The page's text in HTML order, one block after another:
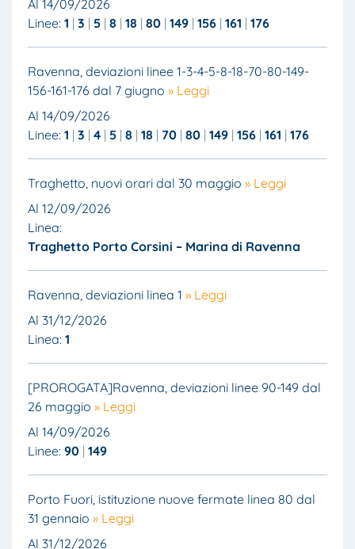
Al 14/09/2026
Linee: 1 3 5 8 18 80 149 156 161 176
Ravenna, deviazioni linee 1-3-4-5-8-18-70-80-149-
156-161-176 dal 7 giugno » Leggi
Al 14/09/2026
Linee: 1 3 4 5 8 18 70 80 149 156 161 176
Traghetto, nuovi orari dal 30 maggio » Leggi
Al 12/09/2026
Linea:
Traghetto Porto Corsini – Marina di Ravenna
Ravenna, deviazioni linea 1 » Leggi
Al 31/12/2026
Linea: 1
[PROROGATA]Ravenna, deviazioni linee 90-149 dal
26 maggio » Leggi
Al 14/09/2026
Linee: 90 149
Porto Fuori, istituzione nuove fermate linea 80 dal
31 gennaio » Leggi
Al 31/12/2026